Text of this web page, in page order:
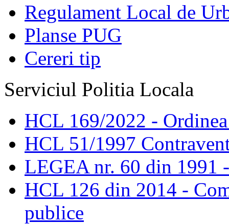
Regulament Local de
Planse PUG
Cereri tip
Serviciul Politia Locala
HCL 169/2022 -
HCL 51/1997
LEGEA nr. 60 din 1991
HCL 126 din 2014 -
publice